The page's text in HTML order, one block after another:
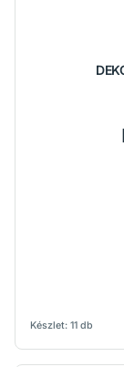
Készlet: 11 db